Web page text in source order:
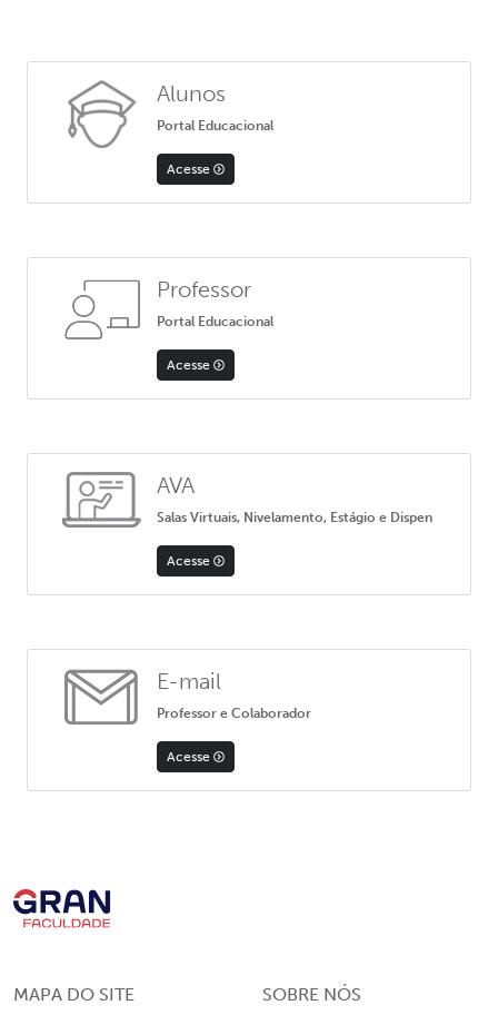
Alunos
Portal Educacional
Acesse
Professor
Portal Educacional
Acesse
AVA
Salas Virtuais, Nivelamento, Estágio e Dispen
Acesse
E-mail
Professor e Colaborador
Acesse
MAPA DO SITE SOBRE NÓS